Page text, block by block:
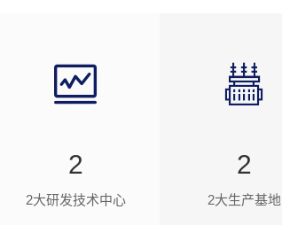
2
2大研发技术中心
2
2大生产基地